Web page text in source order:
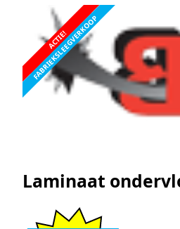
ACTIE!
FABRIEKSLEEGVERKOOP
Laminaat